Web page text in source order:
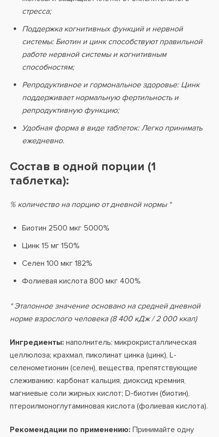
стресса;
Поддержка когнитивных функций и нервной
системы: Биотин и цинк способствуют правильной
работе нервной системы и когнитивным
способностям;
Репродуктивное и гормональное здоровье: Цинк
поддерживает нормальную фертильность и
репродуктивную функцию;
Удобная форма в виде таблеток: Легко принимать
ежедневно.
Состав в одной порции (1
таблетка):
% количество на порцию от дневной нормы *
Биотин 2500 мкг 5000%
Цинк 15 мг 150%
Селен 100 мкг 182%
Фолиевая кислота 800 мкг 400%
* Эталонное значение основано на средней дневной
норме взрослого человека (8 400 кДж / 2 000 ккал)
Ингредиенты: наполнитель: микрокристаллическая
целлюлоза; крахмал, пиколинат цинка (цинк), L-
селенометионин (селен), вещества, препятствующие
слеживанию: карбонат кальция, диоксид кремния,
магниевые соли жирных кислот; D-биотин (биотин),
птероилмоноглутаминовая кислота (фолиевая кислота).
Рекомендации по применению: Принимайте одну